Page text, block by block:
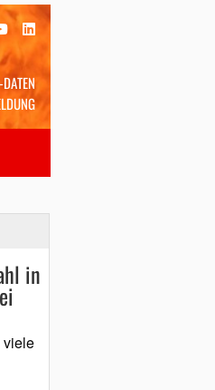
in
viele